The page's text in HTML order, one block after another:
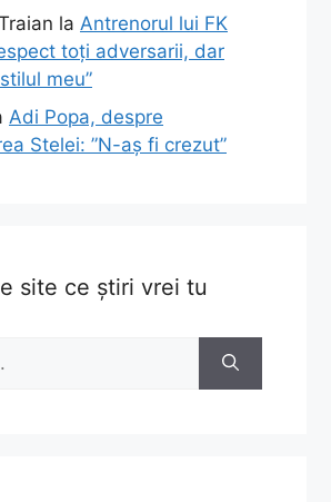
la Antrenorul lui FK
toți adversarii, dar
meu”
Adi Popa, despre
Stelei: ”N-aș fi crezut”
site ce știri vrei tu